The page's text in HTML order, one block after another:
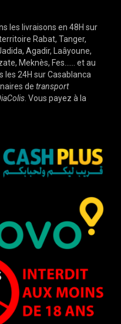
les livraisons en 48H sur
Rabat, Tanger,
Agadir, Laâyoune,
Meknès, Fes…… et au
les 24H sur Casablanca
de transport
. Vous payez à la